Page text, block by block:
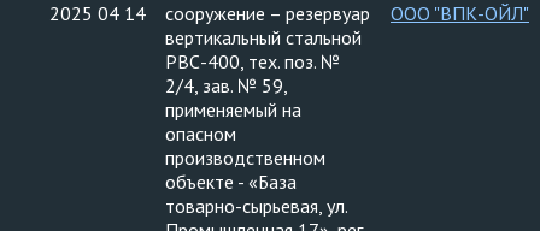
2025 04 14
сооружение – резервуар
вертикальный стальной
РВС-400, тех. поз. №
2/4, зав. № 59,
применяемый на
опасном
производственном
объекте - «База
товарно-сырьевая, ул.
ООО "ВПК-ОЙЛ"